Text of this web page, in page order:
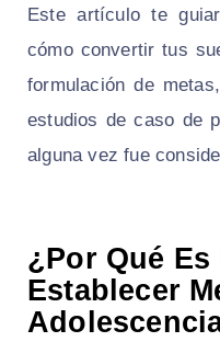
Este artículo te
cómo convertir tus
formulación de
estudios de caso de
alguna vez fue
¿Por Qué
Establecer